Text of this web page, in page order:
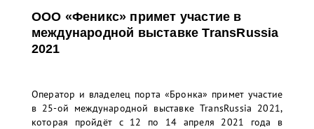
ООО «Феникс» примет участие в
международной выставке TransRussia
2021
Оператор и владелец порта «Бронка» примет участие
в 25-ой международной выставке TransRussia 2021,
которая пройдёт с 12 по 14 апреля 2021 года в